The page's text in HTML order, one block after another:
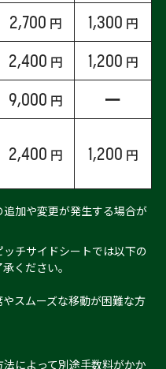
2,700 1,300
2,400 1,200
9,000 ー
2,400 1,200
加や変更が発生する場合が
チサイドシートでは以下の
ください。
スムーズな移動が困難な方
によって別途手数料がかか